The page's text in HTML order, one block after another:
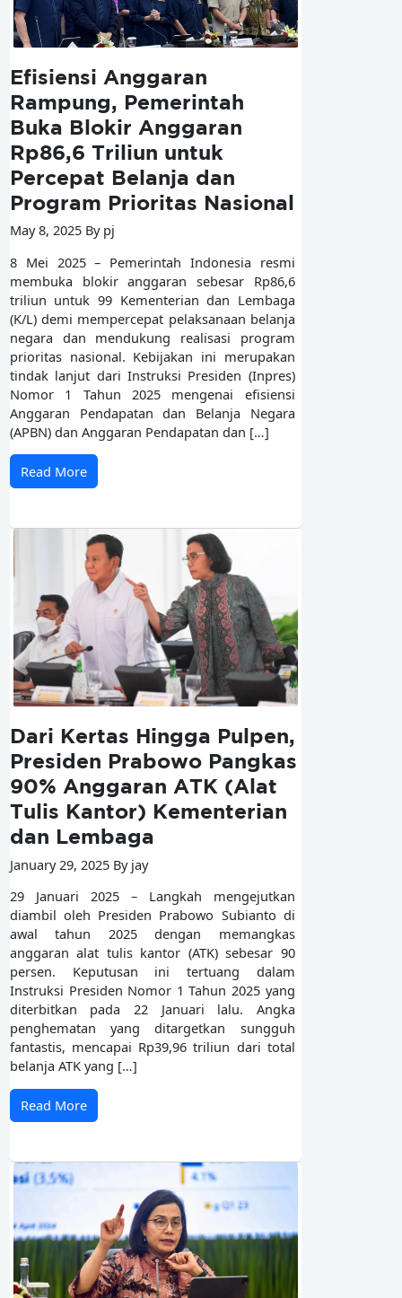
Efisiensi Anggaran
Rampung, Pemerintah
Buka Blokir Anggaran
Rp86,6 Triliun untuk
Percepat Belanja dan
Program Prioritas Nasional
May 8, 2025 By pj
8 Mei 2025 – Pemerintah Indonesia resmi
membuka blokir anggaran sebesar Rp86,6
triliun untuk 99 Kementerian dan Lembaga
(K/L) demi mempercepat pelaksanaan belanja
negara dan mendukung realisasi program
prioritas nasional. Kebijakan ini merupakan
tindak lanjut dari Instruksi Presiden (Inpres)
Nomor 1 Tahun 2025 mengenai efisiensi
Anggaran Pendapatan dan Belanja Negara
(APBN) dan Anggaran Pendapatan dan […]
Read More
Dari Kertas Hingga Pulpen,
Presiden Prabowo Pangkas
90% Anggaran ATK (Alat
Tulis Kantor) Kementerian
dan Lembaga
January 29, 2025 By jay
29 Januari 2025 – Langkah mengejutkan
diambil oleh Presiden Prabowo Subianto di
awal tahun 2025 dengan memangkas
anggaran alat tulis kantor (ATK) sebesar 90
persen. Keputusan ini tertuang dalam
Instruksi Presiden Nomor 1 Tahun 2025 yang
diterbitkan pada 22 Januari lalu. Angka
penghematan yang ditargetkan sungguh
fantastis, mencapai Rp39,96 triliun dari total
belanja ATK yang […]
Read More